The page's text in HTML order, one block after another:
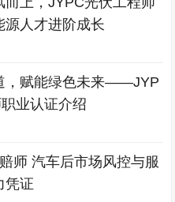
源人才进阶成长
，赋能绿色未来——JYP
业认证介绍
师 汽车后市场风控与服
凭证